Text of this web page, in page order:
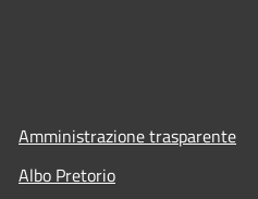
Amministrazione trasparente
Albo Pretorio